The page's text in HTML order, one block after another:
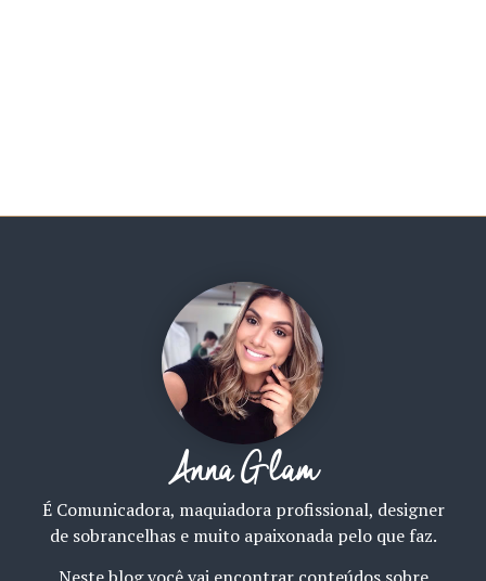
Anna Glam
É Comunicadora, maquiadora profissional, designer
de sobrancelhas e muito apaixonada pelo que faz.